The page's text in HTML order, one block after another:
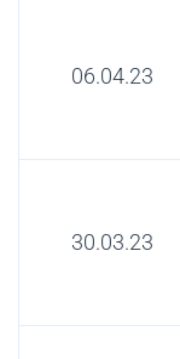
06.04.23
30.03.23